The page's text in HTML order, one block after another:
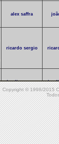
alex saffra
ricardo sergio
claudio estevam
eliseu silva
pereira
elaine reis
Copyright © 1998/2015